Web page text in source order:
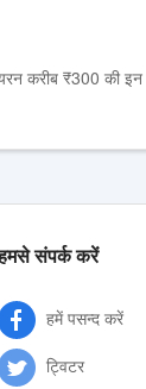
करीब ₹300 की
संपर्क करें
हमें पसन्द करें
ट्विटर